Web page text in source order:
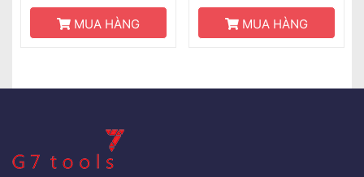
MUA HÀNG MUA HÀNG